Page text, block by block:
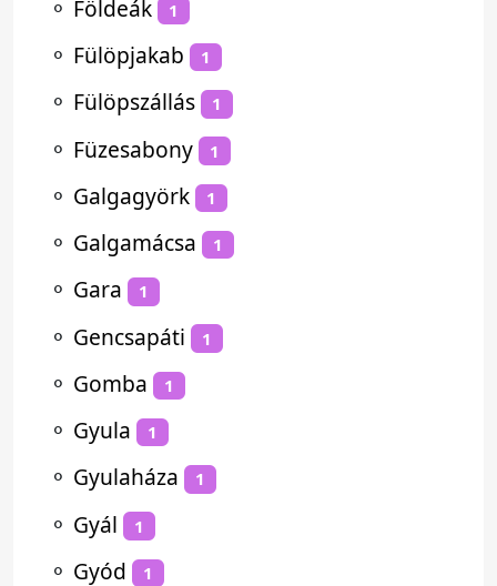
⚬ Földeák 1
⚬ Fülöpjakab 1
⚬ Fülöpszállás 1
⚬ Füzesabony 1
⚬ Galgagyörk 1
⚬ Galgamácsa 1
⚬ Gara 1
⚬ Gencsapáti 1
⚬ Gomba 1
⚬ Gyula 1
⚬ Gyulaháza 1
⚬ Gyál 1
⚬ Gyód 1